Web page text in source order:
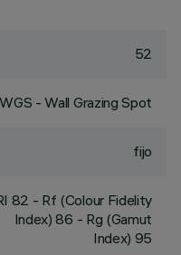
52
WGS - Wall Grazing Spot
fijo
82 - Rf (Colour Fidelity
Index) 86 - Rg (Gamut
Index) 95